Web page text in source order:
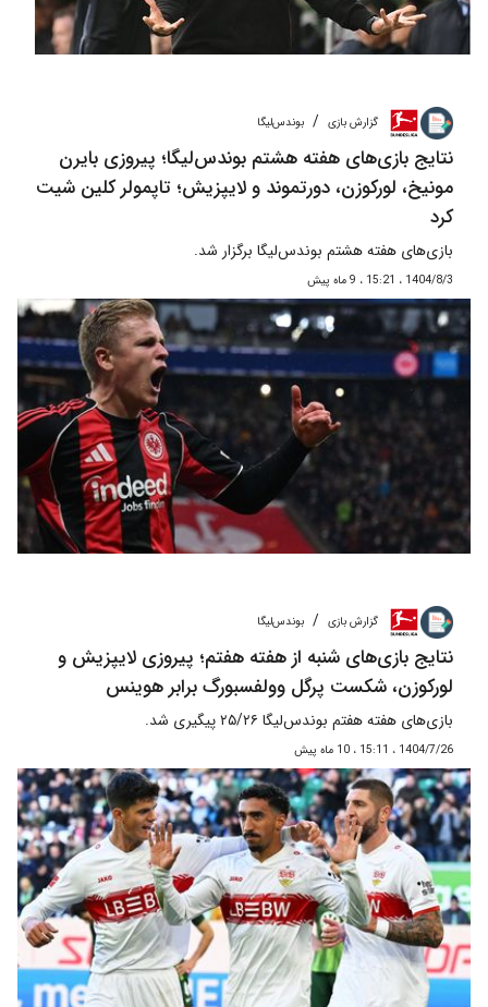
گزارش بازی / بوندس‌لیگا
نتایج بازی‌های هفته هشتم بوندس‌لیگا؛ پیروزی بایرن
مونیخ، لورکوزن، دورتموند و لایپزیش؛ تاپمولر کلین شیت
کرد
بازی‌های هفته هشتم بوندس‌لیگا برگزار شد.
1404/8/3 ، 15:21 ، 9 ماه پیش
گزارش بازی / بوندس‌لیگا
نتایج بازی‌های شنبه از هفته هفتم؛ پیروزی لایپزیش و
لورکوزن، شکست پرگل وولفسبورگ برابر هوینس
بازی‌های هفته هفتم بوندس‌لیگا ۲۵/۲۶ پیگیری شد.
1404/7/26 ، 15:11 ، 10 ماه پیش